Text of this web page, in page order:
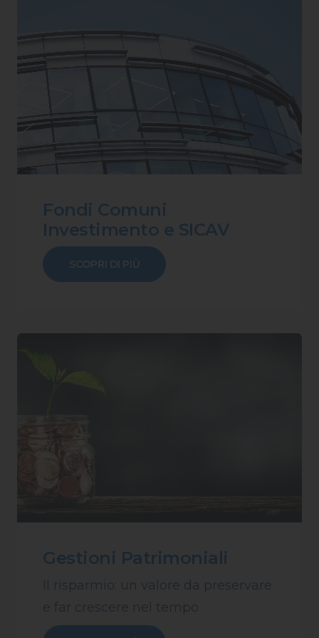
Fondi Comuni
Investimento e SICAV
SCOPRI DI PIÙ
Gestioni Patrimoniali
Il risparmio: un valore da preservare
e far crescere nel tempo